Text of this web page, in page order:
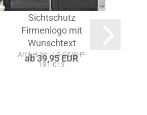
Sichtschutz
Firmenlogo mit
Wunschtext
Artikel‑Nr.: LS-GEW-P-
181-013
ab 39,95 EUR